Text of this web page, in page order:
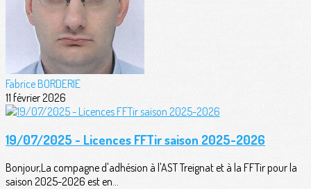
Fabrice BORDERIE
11 février 2026
19/07/2025 - Licences FFTir saison 2025-2026
Bonjour,La compagne d'adhésion à l'AST Treignat et à la FFTir pour la
saison 2025-2026 est en...